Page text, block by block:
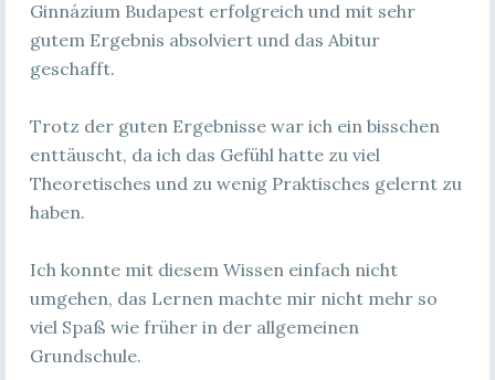
Ginnázium Budapest erfolgreich und mit sehr
gutem Ergebnis absolviert und das Abitur
geschafft.
Trotz der guten Ergebnisse war ich ein bisschen
enttäuscht, da ich das Gefühl hatte zu viel
Theoretisches und zu wenig Praktisches gelernt zu
haben.
Ich konnte mit diesem Wissen einfach nicht
umgehen, das Lernen machte mir nicht mehr so
viel Spaß wie früher in der allgemeinen
Grundschule.